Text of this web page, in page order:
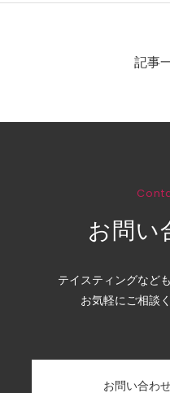
記事
お問い
テイスティングなど
お気軽にご相談
お問い合わ